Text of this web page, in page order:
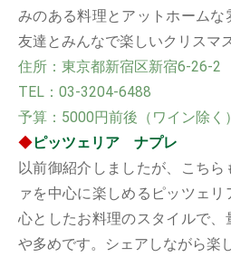
みのある料理とアットホームな
友達とみんなで楽しいクリスマ
住所：東京都新宿区新宿6-26-
TEL：03-3204-6488
予算：5000円前後（ワイン除く）
◆ピッツェリア ナプレ
以前御紹介しましたが、こち
ァを中心に楽しめるピッツェ
心としたお料理のスタイルで
や多めです。シェアしながら楽